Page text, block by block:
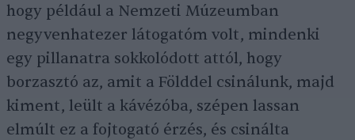
hogy például a Nemzeti Múzeumban
negyvenhatezer látogatóm volt, mindenki
egy pillanatra sokkolódott attól, hogy
borzasztó az, amit a Földdel csinálunk, majd
kiment, leült a kávézóba, szépen lassan
elmúlt ez a fojtogató érzés, és csinálta